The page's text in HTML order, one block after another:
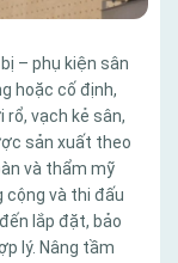
– phụ kiện sân
hoặc cố định,
rổ, vạch kẻ sân,
sản xuất theo
và thẩm mỹ
cộng và thi đấu
lắp đặt, bảo
lý. Nâng tầm